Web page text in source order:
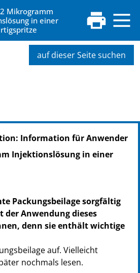
Mikrogramm
in einer
auf dieser Seite suchen
Information für Anwender
Injektionslösung in einer
Packungsbeilage sorgfältig
der Anwendung dieses
denn sie enthält wichtige
auf. Vielleicht
nochmals lesen.